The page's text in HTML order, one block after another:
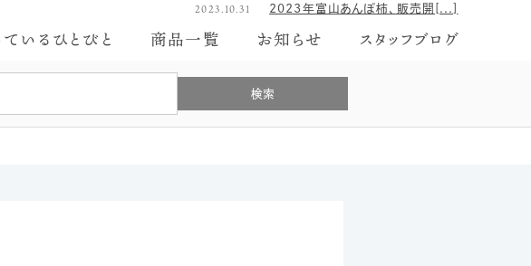
2023.10.31 2023年富山あんぽ柿、販売開[...]
2026.06.01 【イベント告知】6月7日にて富[...]
2023.06.26
ているひとびと 商品一覧 お知らせ スタッフブログ